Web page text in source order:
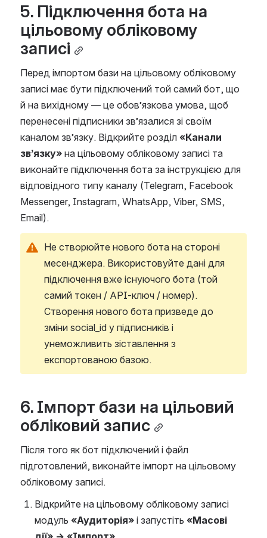
5. Підключення бота на
цільовому обліковому
записі
Перед імпортом бази на цільовому обліковому
записі має бути підключений той самий бот, що
й на вихідному — це обов’язкова умова, щоб
перенесені підписники зв’язалися зі своїм
каналом зв’язку. Відкрийте розділ «Канали
зв’язку» на цільовому обліковому записі та
виконайте підключення бота за інструкцією для
відповідного типу каналу (Telegram, Facebook
Messenger, Instagram, WhatsApp, Viber, SMS,
Email).
Не створюйте нового бота на стороні
месенджера. Використовуйте дані для
підключення вже існуючого бота (той
самий токен / API-ключ / номер).
Створення нового бота призведе до
зміни social_id у підписників і
унеможливить зіставлення з
експортованою базою.
6. Імпорт бази на цільовий
обліковий запис
Після того як бот підключений і файл
підготовлений, виконайте імпорт на цільовому
обліковому записі.
Відкрийте на цільовому обліковому записі
модуль «Аудиторія» і запустіть «Масові